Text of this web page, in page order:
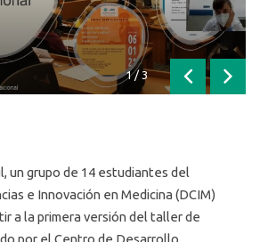
1/ 3
Anterior
un grupo de 14 estudiantes del
e Innovación en Medicina (DCIM)
a la primera versión del taller de
por el Centro de Desarrollo